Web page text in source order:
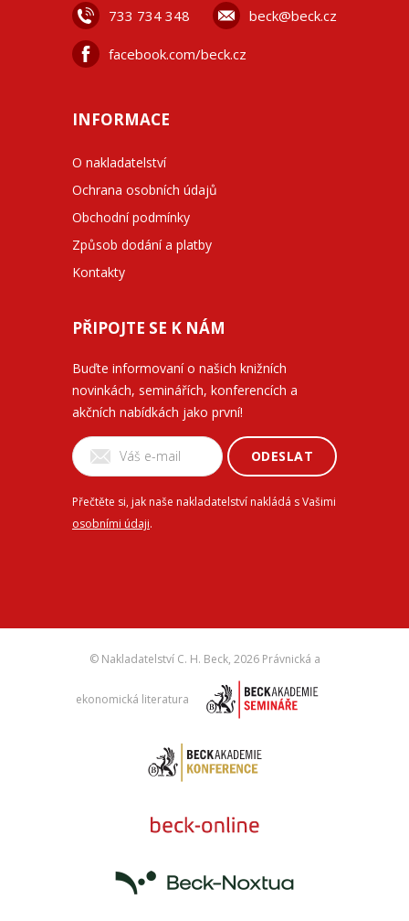
733 734 348 beck@beck.cz
facebook.com/beck.cz
INFORMACE
O nakladatelství
Ochrana osobních údajů
Obchodní podmínky
Způsob dodání a platby
Kontakty
PŘIPOJTE SE K NÁM
Buďte informovaní o našich knižních
novinkách, seminářích, konferencích a
akčních nabídkách jako první!
ODESLAT
Přečtěte si, jak naše nakladatelství nakládá s Vašimi
osobními údaji.
© Nakladatelství C. H. Beck, 2026 Právnická a
ekonomická literatura